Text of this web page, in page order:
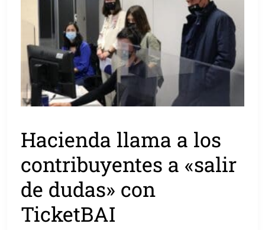
Hacienda llama a los
contribuyentes a «salir
de dudas» con
TicketBAI